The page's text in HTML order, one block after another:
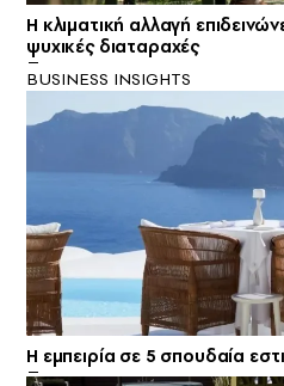
Η κλιματική αλλαγή
ψυχικές διαταραχές
BUSINESS INSIGHTS
Η εμπειρία σε 5 σπουδαία